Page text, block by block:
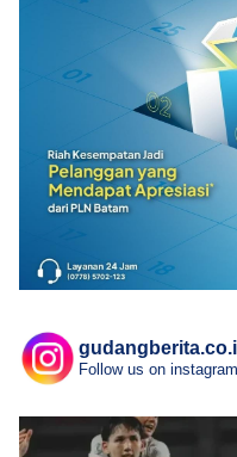
Follow us on instagram